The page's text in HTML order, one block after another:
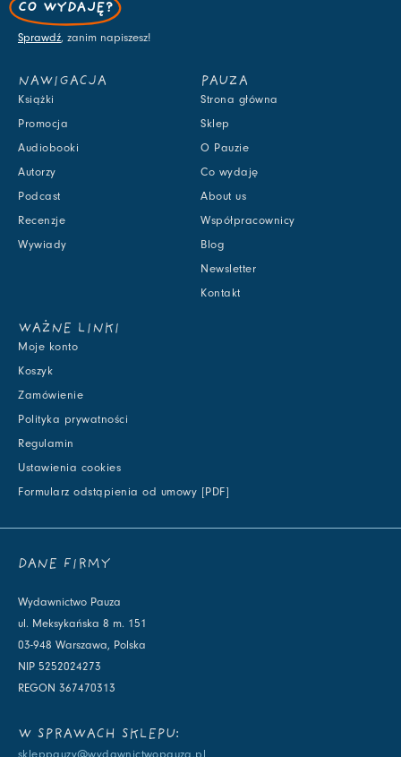
CO WYDAJĘ?
Sprawdź, zanim napiszesz!
NAWIGACJA
Książki
Promocja
Audiobooki
Autorzy
Podcast
Recenzje
Wywiady
PAUZA
Strona główna
Sklep
O Pauzie
Co wydaję
About us
Współpracownicy
Blog
Newsletter
Kontakt
WAŻNE LINKI
Moje konto
Koszyk
Zamówienie
Polityka prywatności
Regulamin
Ustawienia cookies
Formularz odstąpienia od umowy [PDF]
DANE FIRMY
Wydawnictwo Pauza
ul. Meksykańska 8 m. 151
03-948 Warszawa, Polska
NIP 5252024273
REGON 367470313
W SPRAWACH SKLEPU:
skleppauzy@wydawnictwopauza.pl